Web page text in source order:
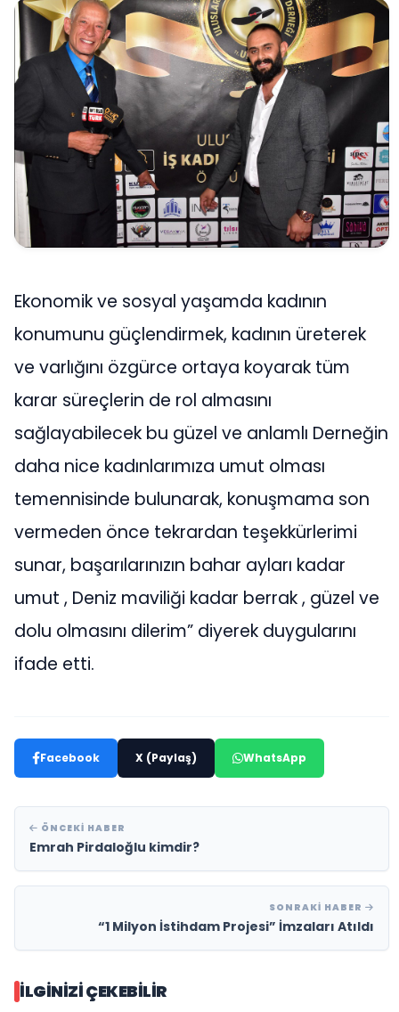
Ekonomik ve sosyal yaşamda kadının
konumunu güçlendirmek, kadının üreterek
ve varlığını özgürce ortaya koyarak tüm
karar süreçlerin de rol almasını
sağlayabilecek bu güzel ve anlamlı Derneğin
daha nice kadınlarımıza umut olması
temennisinde bulunarak, konuşmama son
vermeden önce tekrardan teşekkürlerimi
sunar, başarılarınızın bahar ayları kadar
umut , Deniz maviliği kadar berrak , güzel ve
dolu olmasını dilerim” diyerek duygularını
ifade etti.
Facebook X (Paylaş) WhatsApp
ÖNCEKI HABER
Emrah Pirdaloğlu kimdir?
SONRAKI HABER
“1 Milyon İstihdam Projesi” İmzaları Atıldı
İLGINIZI ÇEKEBILIR